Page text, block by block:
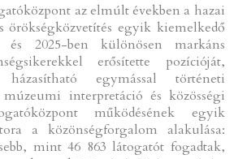
az elmúlt években a hazai
örökségközvetítés egyik kiemelkedő
és 2025-ben különösen markáns
erősítette pozícióját,
egymással történeti
interpretáció és közösségi
működésének egyik
a közönségforgalom alakulása:
mint 46 863 látogatót fogadtak,